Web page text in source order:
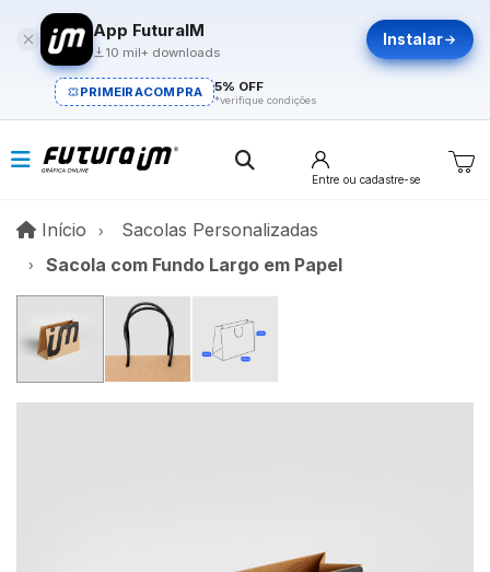
App FuturaIM
10 mil+ downloads
Instalar
PRIMEIRACOMPRA 5% OFF
*verifique condições
Entre ou cadastre-se
Início InícioSacolas Personalizadas
Sacola com Fundo Largo em Papel